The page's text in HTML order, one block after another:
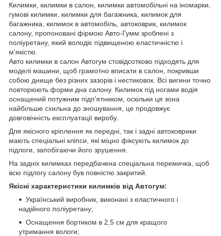
Килимки, килимки в салон, килимки автомобільні на іномарки,
гумові килимки, килимки для багажника, килимок для
багажника, килимок в автомобіль, автоковрик, килимок
салону, пропоновані фірмою Авто-Гумм зроблені з
поліуретану, який володіє підвищеною еластичністю і
м'якістю.
Авто килимки в салон Автогум стовідсотково підходять для
моделі машини, щоб грамотно вписати в салон, покривши
собою днище без різних зазорів і нестиковок. Всі вигини точно
повторюють форми дна салону. Килимок під ногами водія
оснащений потужним підп'ятником, оскільки ця зона
найбільше схильна до зношування, це продовжує
довговічність експлуатації виробу.
Для якісного кріплення як передні, так і задні автоковрики
мають спеціальні кліпси, які міцно фіксують килимок до
підлоги, запобігаючи його зрушення.
На задніх килимках передбачена спеціальна перемичка, щоб
всю підлогу салону був повністю закритий.
Якісні характеристики килимків від Автогум:
Український виробник, виконані з еластичного і
надійного поліуретану;
Оснащення бортиком в 2,5 см для кращого
утримання вологи;